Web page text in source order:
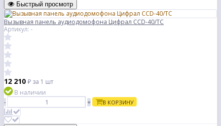
Быстрый просмотр
Вызывная панель аудиодомофона Цифрал CCD-40/ТС
Артикул: -
12 210 ₽ за 1 шт
В наличии
-
+ В КОРЗИНУ